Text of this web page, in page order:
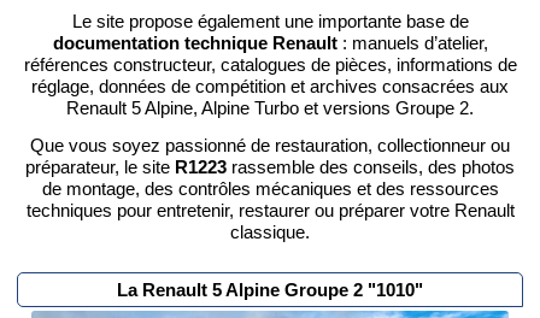
Pièces Polymeca
Contact
Le site propose également une importante base de
documentation technique Renault: manuels d’atelier,
références constructeur, catalogues de pièces, informations de
réglage, données de compétition et archives consacrées aux
Renault 5 Alpine, Alpine Turbo et versions Groupe 2.
Que vous soyez passionné de restauration, collectionneur ou
préparateur, le site R1223 rassemble des conseils, des photos
de montage, des contrôles mécaniques et des ressources
techniques pour entretenir, restaurer ou préparer votre Renault
classique.
La Renault 5 Alpine Groupe 2 "1010"